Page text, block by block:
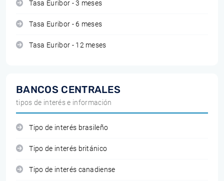
Tasa Euribor - 3 meses
Tasa Euribor - 6 meses
Tasa Euribor - 12 meses
BANCOS CENTRALES
tipos de interés e información
Tipo de interés brasileño
Tipo de interés británico
Tipo de interés canadiense